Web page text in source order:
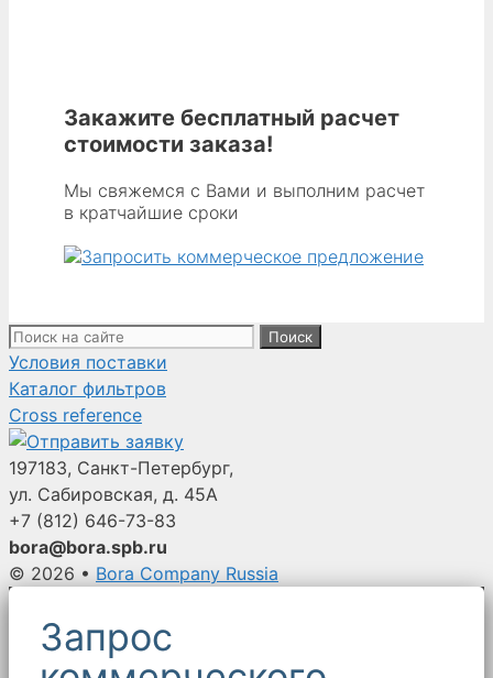
Filter,
117mm
diameter
3048mm
long,
inch
outer
diameter
x
120.00-
inches
long),
Raw
Top,
Disk
Bottom
Kice,
Buhler,
Закажите бесплатный расчет
стоимости заказа!
Мы свяжемся с Вами и выполним расчет
в кратчайшие сроки
Поиск:
Условия поставки
Каталог фильтров
Cross reference
197183, Санкт-Петербург,
ул. Сабировская, д. 45А
+7 (812) 646-73-83
bora@bora.spb.ru
© 2026 • Bora Company Russia
Запрос